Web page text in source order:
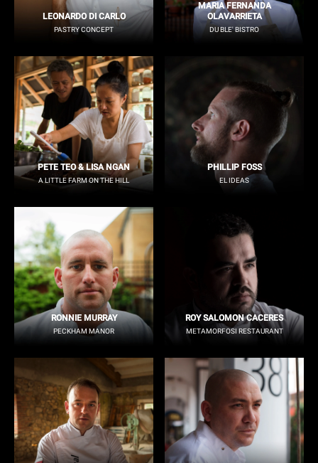
LEONARDO DI CARLO
PASTRY CONCEPT
MARIA FERNANDA
OLAVARRIETA
DU BLE' BISTRO
PETE TEO & LISA NGAN
A LITTLE FARM ON THE HILL
PHILLIP FOSS
EL IDEAS
RONNIE MURRAY
PECKHAM MANOR
ROY SALOMON CACERES
METAMORFOSI RESTAURANT